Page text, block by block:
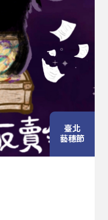
臺北
藝穗節